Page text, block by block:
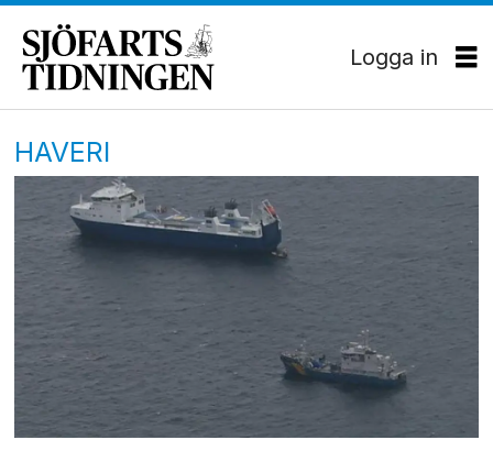
Logga in
HAVERI